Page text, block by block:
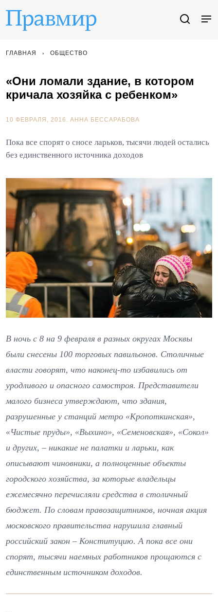
ГЛАВНАЯ ОБЩЕСТВО
«Они ломали здание, в котором
кричала хозяйка с ребенком»
10 ФЕВРАЛЯ, 2016. АННА БЕССАРАБОВА
Пока все спорят о сносе ларьков, тысячи людей остались
без единственного источника доходов
В ночь с 8 на 9 февраля в разных округах Москвы
были снесены 100 торговых павильонов. Столичные
власти говорят, что наконец-то избавились от
уродливого и опасного самостроя. Представители
малого бизнеса утверждают, что здания,
разрушенные у станций метро «Кропоткинская»,
«Чистые пруды», «Выхино», «Семеновская», «Сокол»
и других, – никакие не палатки и ларьки, как
описывают чиновники, а полноценные объекты
городского хозяйства, за которые владельцы
ежемесячно перечисляли средства в столичный
бюджет. По словам правозащитников, ночная акция
московского правительства нарушила главный
российский закон – Конституцию. А пока все они
спорят, тысячи наемных работников прощаются с
единственным источником доходов.